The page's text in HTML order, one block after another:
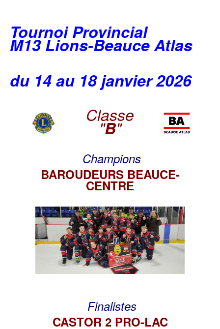
Tournoi Provincial
M13 Lions-Beauce Atlas
du 14 au 18 janvier 2026
Classe
"B"
Champions
BAROUDEURS BEAUCE-
CENTRE
Finalistes
CASTOR 2 PRO-LAC